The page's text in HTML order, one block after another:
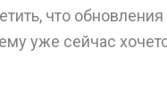
что обновления
уже сейчас